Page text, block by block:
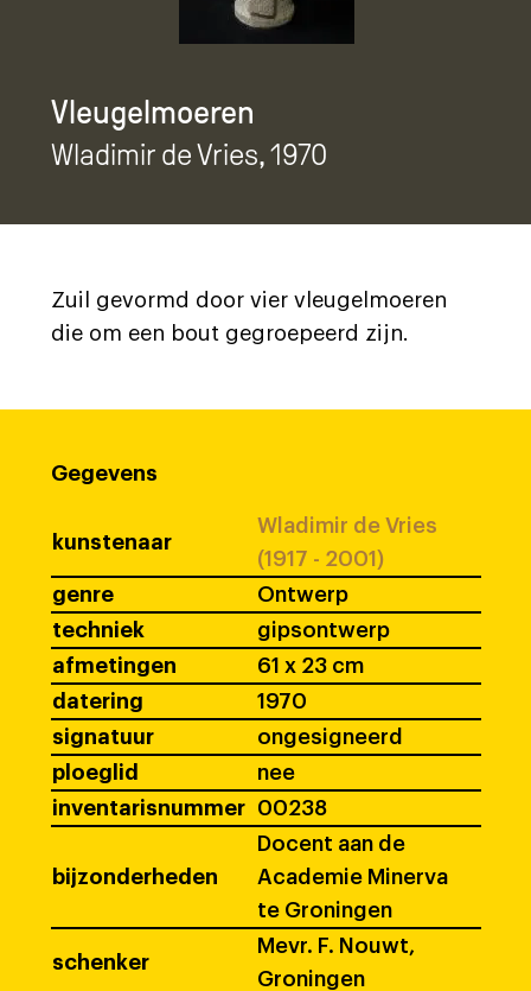
Vleugelmoeren
Wladimir de Vries, 1970
Zuil gevormd door vier vleugelmoeren
die om een bout gegroepeerd zijn.
Gegevens
kunstenaar
Wladimir de Vries
(1917 - 2001)
genre
Ontwerp
techniek
gipsontwerp
afmetingen
61 x 23 cm
datering
1970
signatuur
ongesigneerd
ploeglid
nee
inventarisnummer
00238
bijzonderheden
Docent aan de
Academie Minerva
te Groningen
schenker
Mevr. F. Nouwt,
Groningen